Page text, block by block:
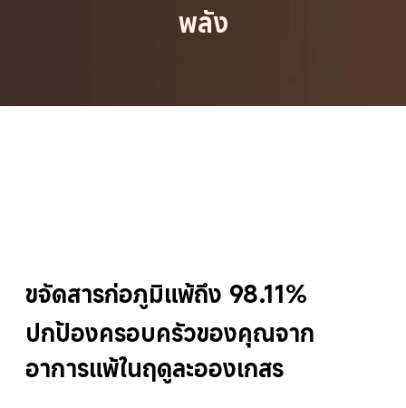
พลัง
ขจัดสารก่อภูมิแพ้ถึง 98.11%
ปกป้องครอบครัวของคุณจาก
อาการแพ้ในฤดูละอองเกสร